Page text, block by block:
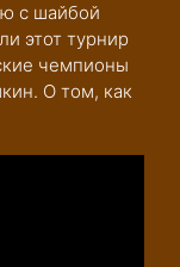
с шайбой
этот турнир
чемпионы
О том, как